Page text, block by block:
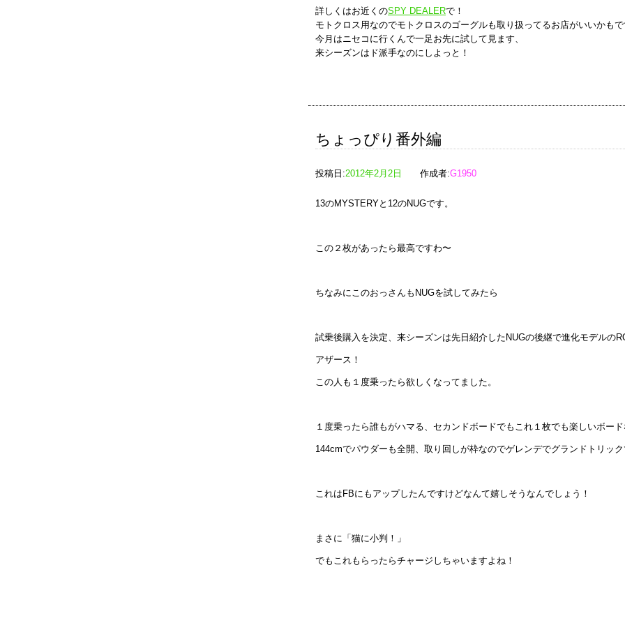
詳しくはお近くのSPY DEALERで！
モトクロス用なのでモトクロスのゴーグルも取り扱ってるお店がいいかも
今月はニセコに行くんで一足お先に試して見ます、
来シーズンはド派手なのにしよっと！
ちょっぴり番外編
投稿日:2012年2月2日 作成者:G1950
13のMYSTERYと12のNUGです。
この２枚があったら最高ですわ〜
ちなみにこのおっさんもNUGを試してみたら
試乗後購入を決定、来シーズンは先日紹介したNUGの後継で進化モデルの
アザース！
この人も１度乗ったら欲しくなってました。
１度乗ったら誰もがハマる、セカンドボードでもこれ１枚でも楽しいボー
144cmでパウダーも全開、取り回しが枠なのでゲレンデでグランドトリッ
これはFBにもアップしたんですけどなんて嬉しそうなんでしょう！
まさに「猫に小判！」
でもこれもらったらチャージしちゃいますよね！